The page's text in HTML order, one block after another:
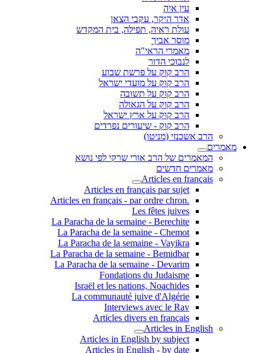
עין איה
אדר היקר, עקבי הצאן
עולת ראיה, תפילה, בית המקדש
מוסר אביך
מאמרי הראי"ה
לנבוכי הדור
הרב קוק על פרשת שבוע
הרב קוק על מועדי ישראל
הרב קוק על תשובה
הרב קוק על הגאולה
הרב קוק על ארץ ישראל
הרב קוק - שיעורים נפרדים
הרב אשכנזי (מניטו)
מאמרים
המאמרים של הרב אורי שרקי לפי נושא
מאמרים חדשים
Articles en français
Articles en français par sujet
.Articles en français - par ordre chron
Les fêtes juives
La Paracha de la semaine - Berechite
La Paracha de la semaine - Chemot
La Paracha de la semaine - Vayikra
La Paracha de la semaine - Bemidbar
La Paracha de la semaine - Devarim
Fondations du Judaisme
Israël et les nations, Noachides
La communauté juive d'Algérie
Interviews avec le Rav
Articles divers en français
Articles in English
Articles in English by subject
Articles in English - by date